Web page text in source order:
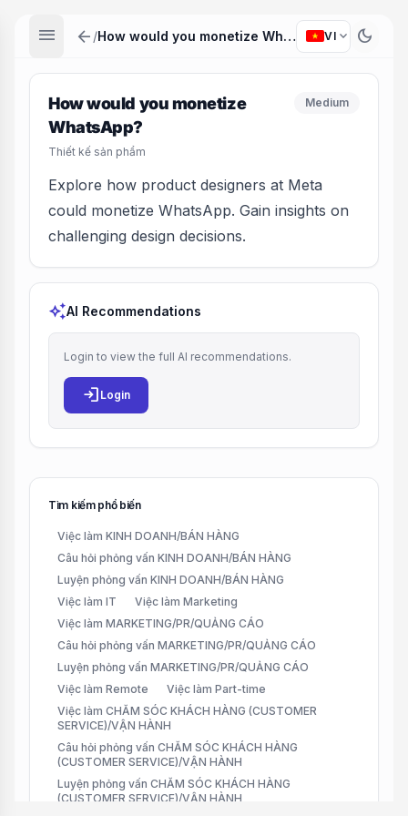
menu arrow_back / How would you monetize WhatsApp? VIexpand_more dark_mode
How would you monetize
WhatsApp?
Thiết kế sản phẩm
Medium
Explore how product designers at Meta
could monetize WhatsApp. Gain insights on
challenging design decisions.
auto_awesomeAI Recommendations
Login to view the full AI recommendations.
login Login
Tìm kiếm phổ biến
Việc làm KINH DOANH/BÁN HÀNG
Câu hỏi phỏng vấn KINH DOANH/BÁN HÀNG
Luyện phỏng vấn KINH DOANH/BÁN HÀNG
Việc làm IT
Việc làm Marketing
Việc làm MARKETING/PR/QUẢNG CÁO
Câu hỏi phỏng vấn MARKETING/PR/QUẢNG CÁO
Luyện phỏng vấn MARKETING/PR/QUẢNG CÁO
Việc làm Remote
Việc làm Part-time
Việc làm CHĂM SÓC KHÁCH HÀNG (CUSTOMER
SERVICE)/VẬN HÀNH
Câu hỏi phỏng vấn CHĂM SÓC KHÁCH HÀNG
(CUSTOMER SERVICE)/VẬN HÀNH
Luyện phỏng vấn CHĂM SÓC KHÁCH HÀNG
(CUSTOMER SERVICE)/VẬN HÀNH